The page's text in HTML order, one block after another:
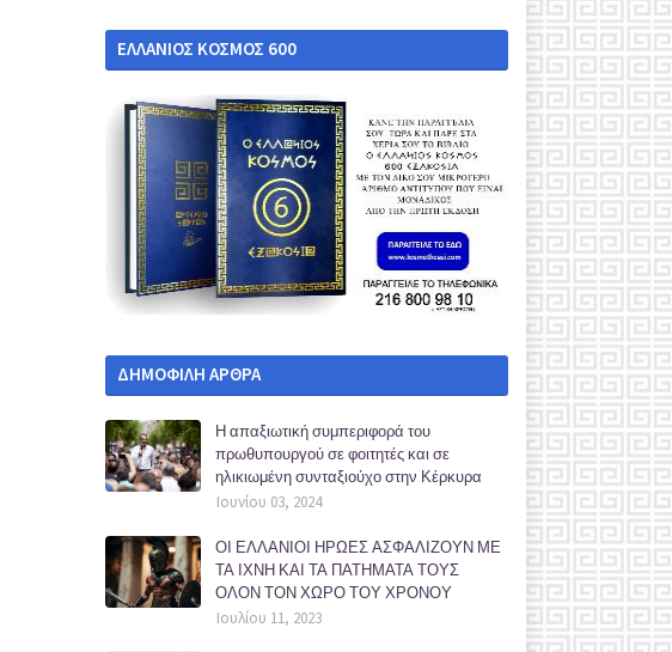
ΕΛΛΑΝΙΟΣ ΚΟΣΜΟΣ 600
ΔΗΜΟΦΙΛΗ ΑΡΘΡΑ
Η απαξιωτική συμπεριφορά του
πρωθυπουργού σε φοιτητές και σε
ηλικιωμένη συνταξιούχο στην Κέρκυρα
Ιουνίου 03, 2024
ΟΙ ΕΛΛΑΝΙΟΙ ΗΡΩΕΣ ΑΣΦΑΛΙΖΟΥΝ ΜΕ
ΤΑ ΙΧΝΗ ΚΑΙ ΤΑ ΠΑΤΗΜΑΤΑ ΤΟΥΣ
ΟΛΟΝ ΤΟΝ ΧΩΡΟ ΤΟΥ ΧΡΟΝΟΥ
Ιουλίου 11, 2023